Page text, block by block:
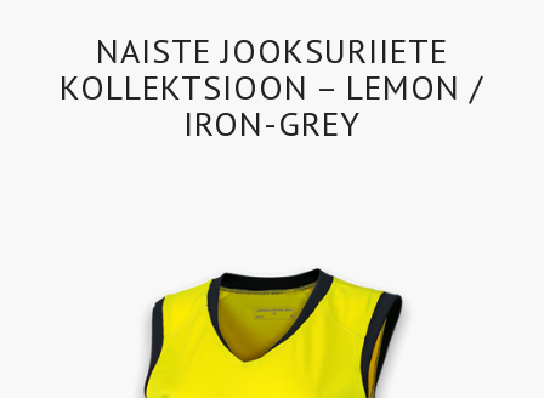
NAISTE JOOKSURIIETE
KOLLEKTSIOON – LEMON /
IRON-GREY